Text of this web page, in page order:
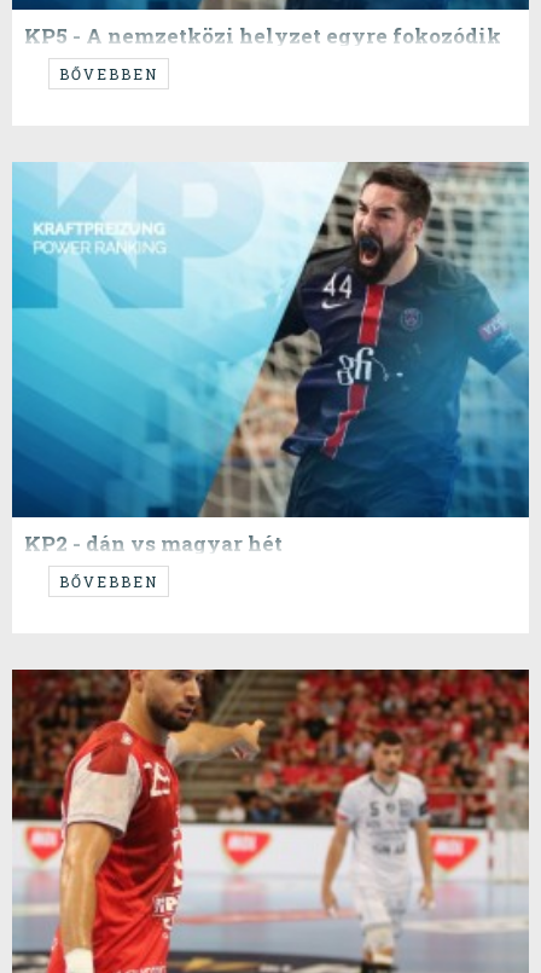
KP5 - A nemzetközi helyzet egyre fokozódik
BŐVEBBEN
KP2 - dán vs magyar hét
BŐVEBBEN